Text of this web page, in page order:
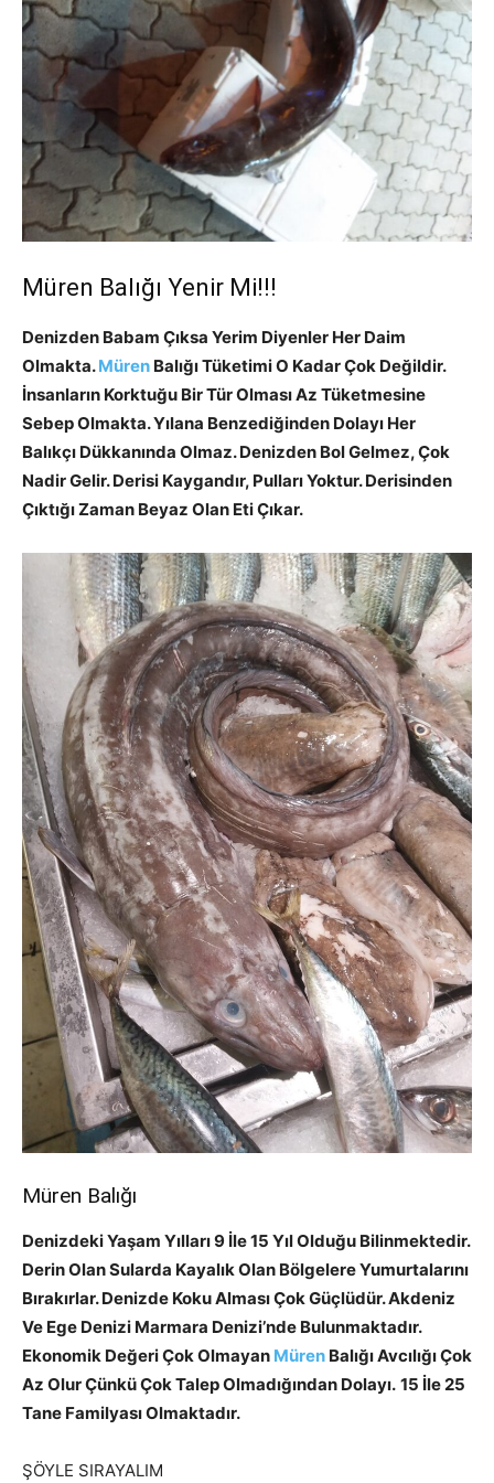
Müren Balığı Yenir Mi!!!
Denizden Babam Çıksa Yerim Diyenler Her Daim
Olmakta.Müren Balığı Tüketimi O Kadar Çok Değildir.
İnsanların Korktuğu Bir Tür Olması Az Tüketmesine
Sebep Olmakta. Yılana Benzediğinden Dolayı Her
Balıkçı Dükkanında Olmaz. Denizden Bol Gelmez, Çok
Nadir Gelir. Derisi Kaygandır, Pulları Yoktur. Derisinden
Çıktığı Zaman Beyaz Olan Eti Çıkar.
Müren Balığı
Denizdeki Yaşam Yılları 9 İle 15 Yıl Olduğu Bilinmektedir.
Derin Olan Sularda Kayalık Olan Bölgelere Yumurtalarını
Bırakırlar. Denizde Koku Alması Çok Güçlüdür. Akdeniz
Ve Ege Denizi Marmara Denizi’nde Bulunmaktadır.
Ekonomik Değeri Çok Olmayan Müren Balığı Avcılığı Çok
Az Olur Çünkü Çok Talep Olmadığından Dolayı. 15 İle 25
Tane Familyası Olmaktadır.
ŞÖYLE SIRAYALIM